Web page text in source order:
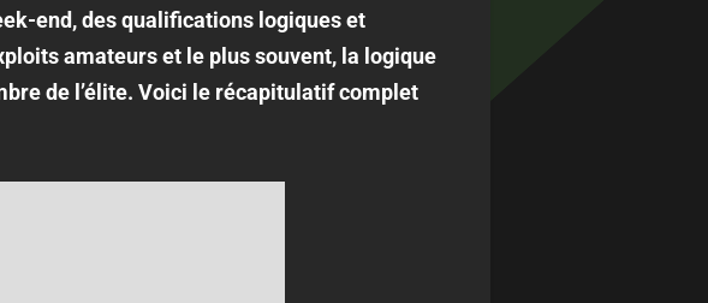
end, des qualifications logiques et
amateurs et le plus souvent, la logique
de l’élite. Voici le récapitulatif complet